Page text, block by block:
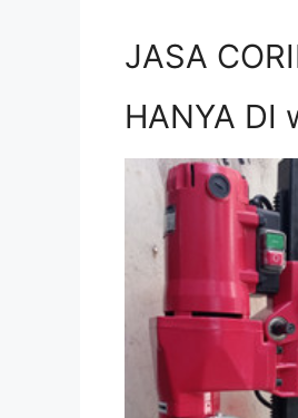
JASA
HANYA